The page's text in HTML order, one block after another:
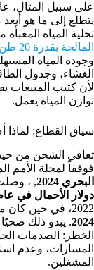
على سبيل المثال،
يتطلع إلى ما هو
تحلية المياه المعبأة
المالحة بقدرة 20 طن/د - 200 طن/د
وجودة المياه
الغشاء، وجدول
لأن كتيب المبيعات
توازن المياه يعمل.
سياق القطاع: لماذا
تعافى الشحن من
فوفقاً لمجلة الأمم
البحري 2024
, ، وصلت
دولار الأحمال في عام
2022، في حين كان من المتوقع أن ينمو المجال
2024. يبدو ذلك
الخطر: الصدمات
المسارات، وعدم
المشغلين.